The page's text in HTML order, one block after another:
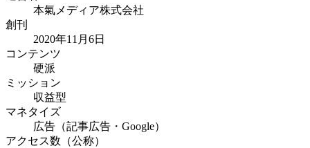
本氣メディア株式会社
創刊
2020年11月6日
コンテンツ
硬派
ミッション
収益型
マネタイズ
広告（記事広告・Google）
アクセス数（公称）